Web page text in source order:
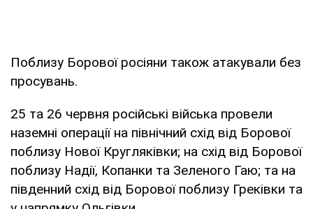
Поблизу Борової росіяни також атакували без
просувань.
25 та 26 червня російські війська провели
наземні операції на північний схід від Борової
поблизу Нової Кругляківки; на схід від Борової
поблизу Надії, Копанки та Зеленого Гаю; та на
південний схід від Борової поблизу Греківки та